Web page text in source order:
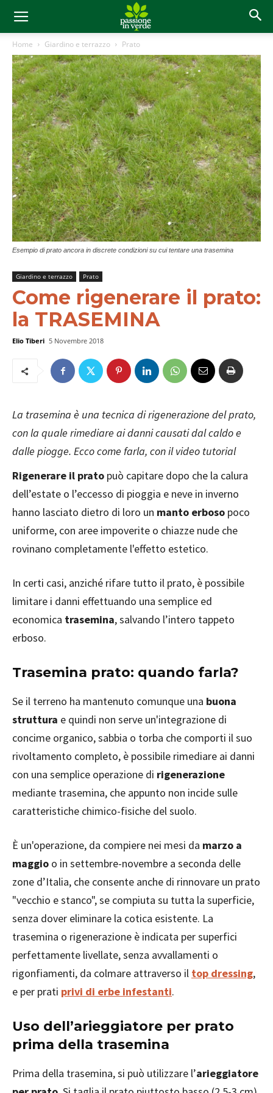
Home Giardino e terrazzo Prato
Esempio di prato ancora in discrete condizioni su cui tentare una trasemina
Giardino e terrazzo Prato
Come rigenerare il prato:
la TRASEMINA
Elio Tiberi 5 Novembre 2018
La trasemina è una tecnica di rigenerazione del prato,
con la quale rimediare ai danni causati dal caldo e
dalle piogge. Ecco come farla, con il video tutorial
Rigenerare il prato può capitare dopo che la calura
dell’estate o l’eccesso di pioggia e neve in inverno
hanno lasciato dietro di loro un manto erboso poco
uniforme, con aree impoverite o chiazze nude che
rovinano completamente l'effetto estetico.
In certi casi, anziché rifare tutto il prato, è possibile
limitare i danni effettuando una semplice ed
economica trasemina, salvando l’intero tappeto
erboso.
Trasemina prato: quando farla?
Se il terreno ha mantenuto comunque una buona
struttura e quindi non serve un'integrazione di
concime organico, sabbia o torba che comporti il suo
rivoltamento completo, è possibile rimediare ai danni
con una semplice operazione di rigenerazione
mediante trasemina, che appunto non incide sulle
caratteristiche chimico-fisiche del suolo.
È un'operazione, da compiere nei mesi da marzo a
maggio o in settembre-novembre a seconda delle
zone d’Italia, che consente anche di rinnovare un prato
"vecchio e stanco", se compiuta su tutta la superficie,
senza dover eliminare la cotica esistente. La
trasemina o rigenerazione è indicata per superfici
perfettamente livellate, senza avvallamenti o
rigonfiamenti, da colmare attraverso il top dressing,
e per prati privi di erbe infestanti.
Uso dell’arieggiatore per prato
prima della trasemina
Prima della trasemina, si può utilizzare l’arieggiatore